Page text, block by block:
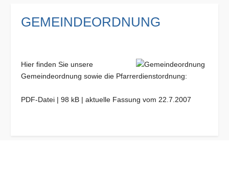
GEMEINDEORDNUNG
Hier finden Sie unsere
Gemeindeordnung sowie die Pfarrerdienstordnung:
PDF-Datei | 98 kB | aktuelle Fassung vom 22.7.2007